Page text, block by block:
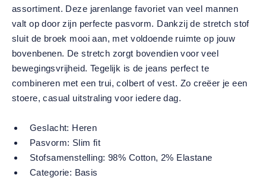
assortiment. Deze jarenlange favoriet van veel mannen
valt op door zijn perfecte pasvorm. Dankzij de stretch stof
sluit de broek mooi aan, met voldoende ruimte op jouw
bovenbenen. De stretch zorgt bovendien voor veel
bewegingsvrijheid. Tegelijk is de jeans perfect te
combineren met een trui, colbert of vest. Zo creëer je een
stoere, casual uitstraling voor iedere dag.
Geslacht: Heren
Pasvorm: Slim fit
Stofsamenstelling: 98% Cotton, 2% Elastane
Categorie: Basis